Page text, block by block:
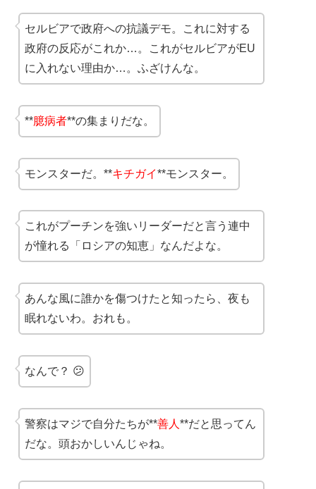
セルビアで政府への抗議デモ。これに対する
政府の反応がこれか…。これがセルビアがEU
に入れない理由か…。ふざけんな。
**臆病者**の集まりだな。
モンスターだ。**キチガイ**モンスター。
これがプーチンを強いリーダーだと言う連中
が憧れる「ロシアの知恵」なんだよな。
あんな風に誰かを傷つけたと知ったら、夜も
眠れないわ。おれも。
なんで？ 😕
警察はマジで自分たちが**善人 **だと思ってん
だな。頭おかしいんじゃね。